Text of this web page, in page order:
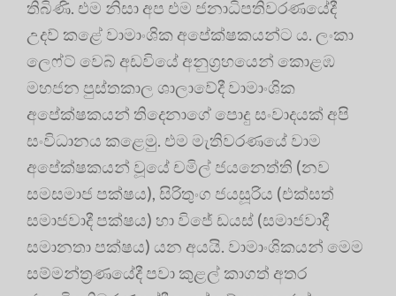
තිබිණි. එම නිසා අප එම ජනාධිපතිවරණයේදී
උදව් කළේ වාමාංශික අපේක්ෂකයන්ට ය. ලංකා
ලෙෆ්ට් වෙබ් අඩවියේ අනුග්‍රහයෙන් කොළඹ
මහජන පුස්තකාල ශාලාවේදී වාමාංශික
අපේක්ෂකයන් තිදෙනාගේ පොදු සංවාදයක් අපි
සංවිධානය කළෙමු. එම මැතිවරණයේ වාම
අපේක්ෂකයන් වූයේ චමිල් ජයනෙත්ති (නව
සමසමාජ පක්ෂය), සිරිතුංග ජයසූරිය (එක්සත්
සමාජවාදී පක්ෂය) හා විජේ ඩයස් (සමාජවාදී
සමානතා පක්ෂය) යන අයයි. වාමාංශිකයන් මෙම
සම්මන්ත්‍රණයේදී පවා කුළල් කාගත් අතර